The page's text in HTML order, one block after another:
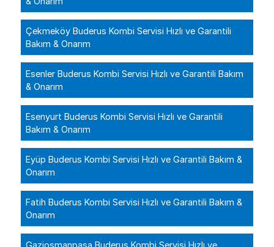
Çekmeköy Buderus Kombi Servisi Hızlı ve Garantili
Bakım & Onarım
Esenler Buderus Kombi Servisi Hızlı ve Garantili Bakım
& Onarım
Esenyurt Buderus Kombi Servisi Hızlı ve Garantili
Bakım & Onarım
Eyüp Buderus Kombi Servisi Hızlı ve Garantili Bakım &
Onarım
Fatih Buderus Kombi Servisi Hızlı ve Garantili Bakım &
Onarım
Gaziosmanpaşa Buderus Kombi Servisi Hızlı ve